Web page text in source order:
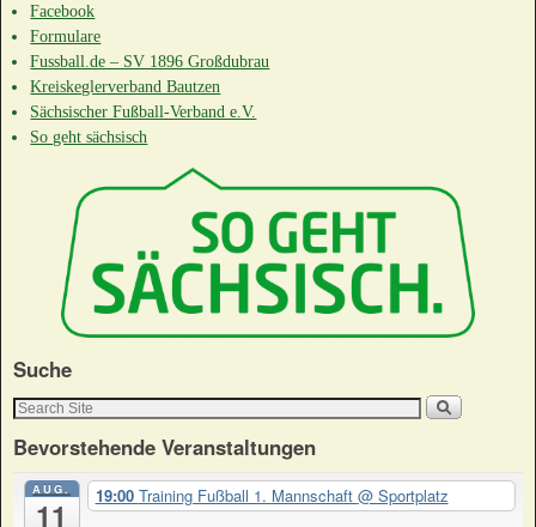
Facebook
Formulare
Fussball.de – SV 1896 Großdubrau
Kreiskeglerverband Bautzen
Sächsischer Fußball-Verband e.V.
So geht sächsisch
Suche
Bevorstehende Veranstaltungen
AUG.
11
19:00 Training Fußball 1. Mannschaft @ Sportplatz